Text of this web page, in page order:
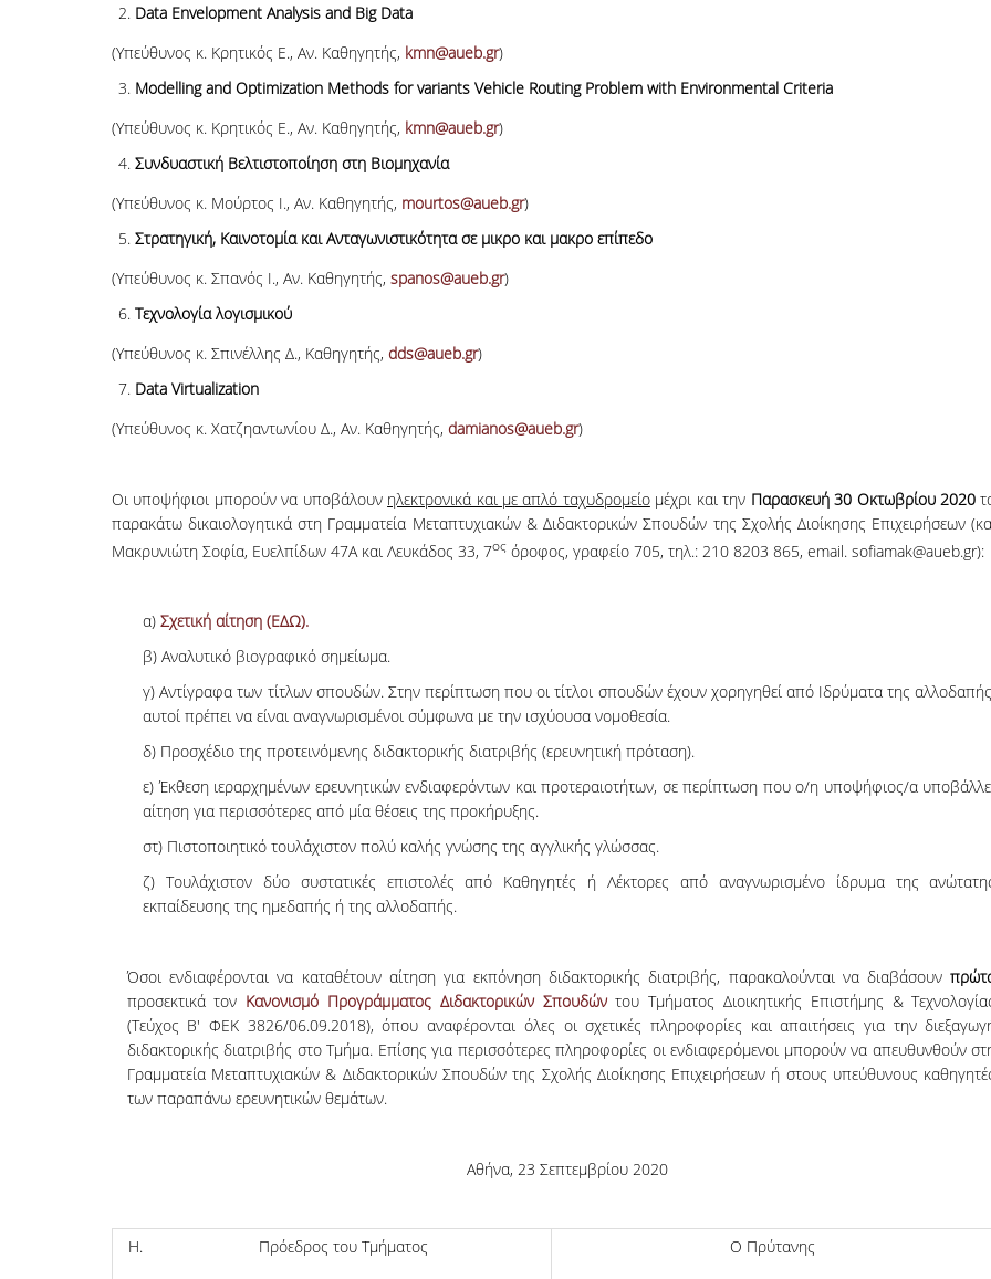
Data Envelopment Analysis and Big Data
(Υπεύθυνος κ. Κρητικός Ε., Αν. Καθηγητής, kmn@aueb.gr)
Modelling and Optimization Methods for variants Vehicle Routing Problem with Environmental Criteria
(Υπεύθυνος κ. Κρητικός Ε., Αν. Καθηγητής, kmn@aueb.gr)
Συνδυαστική Βελτιστοποίηση στη Βιομηχανία
(Υπεύθυνος κ. Μούρτος Ι., Αν. Καθηγητής, mourtos@aueb.gr)
Στρατηγική, Καινοτομία και Ανταγωνιστικότητα σε μικρο και μακρο επίπεδο
(Υπεύθυνος κ. Σπανός Ι., Αν. Καθηγητής, spanos@aueb.gr)
Τεχνολογία λογισμικού
(Υπεύθυνος κ. Σπινέλλης Δ., Καθηγητής, dds@aueb.gr)
Data Virtualization
(Υπεύθυνος κ. Χατζηαντωνίου Δ., Αν. Καθηγητής, damianos@aueb.gr)
Οι υποψήφιοι μπορούν να υποβάλουν ηλεκτρονικά και με απλό ταχυδρομείομέχρι και την Παρασκευή 30 Οκτωβρίου 2020
παρακάτω δικαιολογητικά στη Γραμματεία Μεταπτυχιακών & Διδακτορικών Σπουδών της Σχολής Διοίκησης Επιχειρήσεων
Μακρυνιώτη Σοφία, Ευελπίδων 47Α και Λευκάδος 33, 7οςόροφος, γραφείο 705, τηλ.: 210 8203 865, email. sofiamak@aueb.gr):
α)Σχετική αίτηση (ΕΔΩ).
β) Αναλυτικό βιογραφικό σημείωμα.
γ) Αντίγραφα των τίτλων σπουδών. Στην περίπτωση που οι τίτλοι σπουδών έχουν χορηγηθεί από Ιδρύματα της
αυτοί πρέπει να είναι αναγνωρισμένοι σύμφωνα με την ισχύουσα νομοθεσία.
δ) Προσχέδιο της προτεινόμενης διδακτορικής διατριβής (ερευνητική πρόταση).
ε) Έκθεση ιεραρχημένων ερευνητικών ενδιαφερόντων και προτεραιοτήτων, σε περίπτωση που ο/η υποψήφιος/α
αίτηση για περισσότερες από μία θέσεις της προκήρυξης.
στ) Πιστοποιητικό τουλάχιστον πολύ καλής γνώσης της αγγλικής γλώσσας.
ζ) Τουλάχιστον δύο συστατικές επιστολές από Καθηγητές ή Λέκτορες από αναγνωρισμένο ίδρυμα της
εκπαίδευσης της ημεδαπής ή της αλλοδαπής.
Όσοι ενδιαφέρονται να καταθέτουν αίτηση για εκπόνηση διδακτορικής διατριβής, παρακαλούνται να διαβάσουν
προσεκτικά τον Κανονισμό Προγράμματος Διδακτορικών Σπουδώντου Τμήματος Διοικητικής Επιστήμης &
(Τεύχος Β' ΦΕΚ 3826/06.09.2018), όπου αναφέρονται όλες οι σχετικές πληροφορίες και απαιτήσεις για την
διδακτορικής διατριβής στο Τμήμα. Επίσης για περισσότερες πληροφορίες οι ενδιαφερόμενοι μπορούν να απευθυνθούν
Γραμματεία Μεταπτυχιακών & Διδακτορικών Σπουδών της Σχολής Διοίκησης Επιχειρήσεων ή στους υπεύθυνους
των παραπάνω ερευνητικών θεμάτων.
Αθήνα, 23 Σεπτεμβρίου 2020
Πρόεδρος του Τμήματος Ο Πρύτανης